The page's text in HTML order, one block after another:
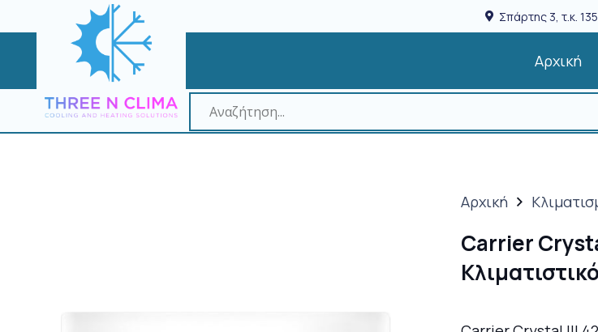
Σπάρτης 3, τ.κ.
Αρχική
Αρχική
Carrier